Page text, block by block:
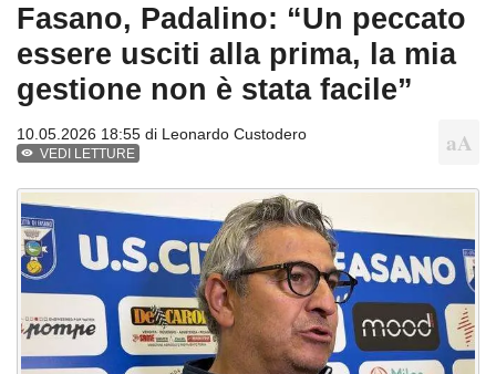
Fasano, Padalino: “Un peccato
essere usciti alla prima, la mia
gestione non è stata facile”
10.05.2026 18:55 di Leonardo Custodero
VEDI LETTURE